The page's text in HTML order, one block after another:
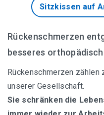
Übersicht aller
SIHOO Ergonomischer
SONGMICS Chefsessel
SITWELL
Sitzkissen auf
Rückenschmerzen
besseres
Rückenschmerzen
unserer Gesellschaft.
Sie schränken die